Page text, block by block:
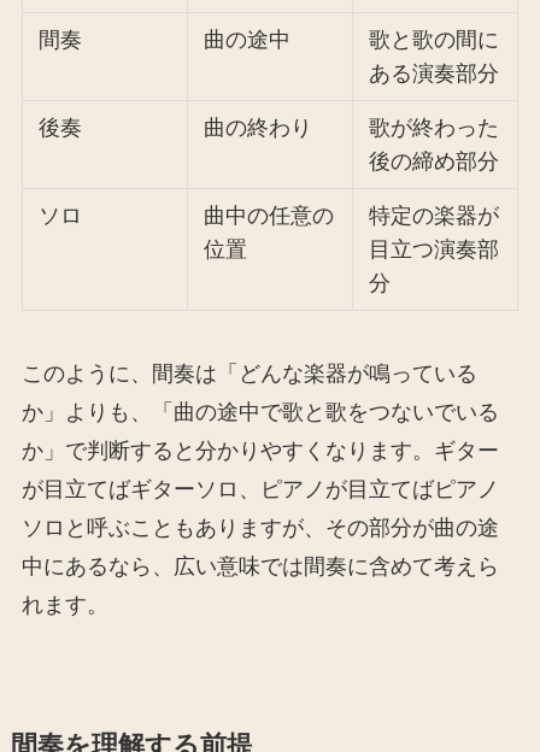
間奏 曲の途中
歌と歌の間に
ある演奏部分
後奏 曲の終わり
歌が終わった
後の締め部分
ソロ
曲中の任意の
位置
特定の楽器が
目立つ演奏部
分
このように、間奏は「どんな楽器が鳴っている
か」よりも、「曲の途中で歌と歌をつないでいる
か」で判断すると分かりやすくなります。ギター
が目立てばギターソロ、ピアノが目立てばピアノ
ソロと呼ぶこともありますが、その部分が曲の途
中にあるなら、広い意味では間奏に含めて考えら
れます。